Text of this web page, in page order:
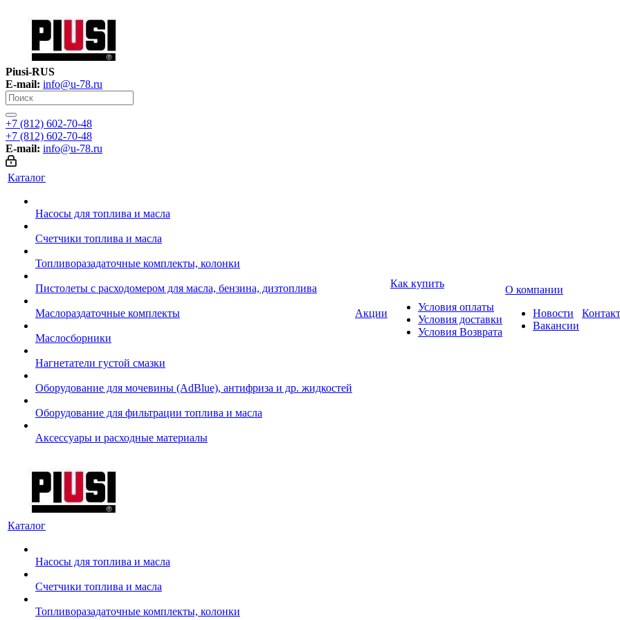
Piusi-RUS
E-mail: info@u-78.ru
+7 (812) 602-70-48
+7 (812) 602-70-48
E-mail: info@u-78.ru
Каталог
Насосы для топлива и масла
Счетчики топлива и масла
Топливоразадаточные комплекты, колонки
Пистолеты с расходомером для масла, бензина, дизтоплива
Маслораздаточные комплекты
Маслосборники
Нагнетатели густой смазки
Оборудование для мочевины (AdBlue), антифриза и др. жидкостей
Оборудование для фильтрации топлива и масла
Аксессуары и расходные материалы
Акции
Как купить
Условия оплаты
Условия доставки
Условия Возврата
О компании
Новости
Вакансии
Каталог
Насосы для топлива и масла
Счетчики топлива и масла
Топливоразадаточные комплекты, колонки